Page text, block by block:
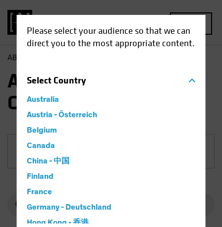
Please select your audience so that we can
direct you to the most appropriate content.
SelectCountry
Australia
Austria - Österreich
Belgium
Canada
China - 中国
Finland
France
Germany - Deutschland
Hong Kong - 香港
AB
AB US Small and Mid-
Cap Portfolio